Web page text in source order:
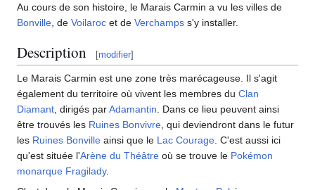
Au cours de son histoire, le Marais Carmin a vu les villes de
Bonville , de Voilaroc et de Verchamps s'y installer.
Description [modifier]
Le Marais Carmin est une zone très marécageuse. Il s'agit
également du territoire où vivent les membres du Clan
Diamant , dirigés parAdamantin . Dans ce lieu peuvent ainsi
être trouvés les Ruines Bonvivre , qui deviendront dans le futur
les Ruines Bonville ainsi que le Lac Courage . C'est aussi ici
qu'est située l'Arène du Théâtre où se trouve le Pokémon
monarque Fragilady.